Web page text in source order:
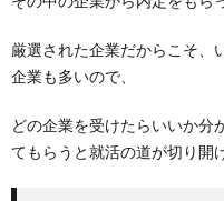
厳選された企業だからこそ、
企業も多いので、
どの企業を受けたらいいか分
てもらうと就活の道が切り開